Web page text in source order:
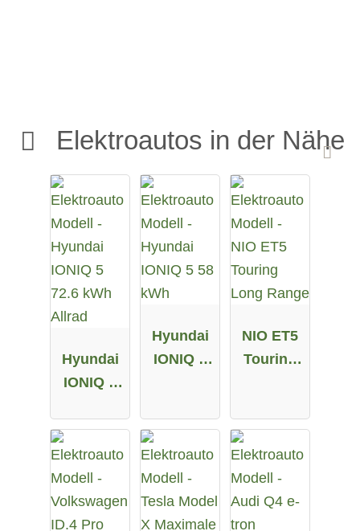
Elektroautos in der Nähe
Hyundai
IONIQ 5
Allrad
Hyundai
IONIQ 5
NIO ET5
Touring